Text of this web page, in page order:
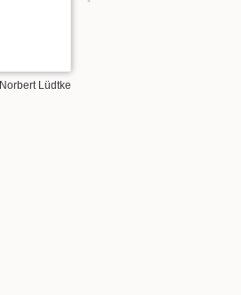
Norbert Lüdtke